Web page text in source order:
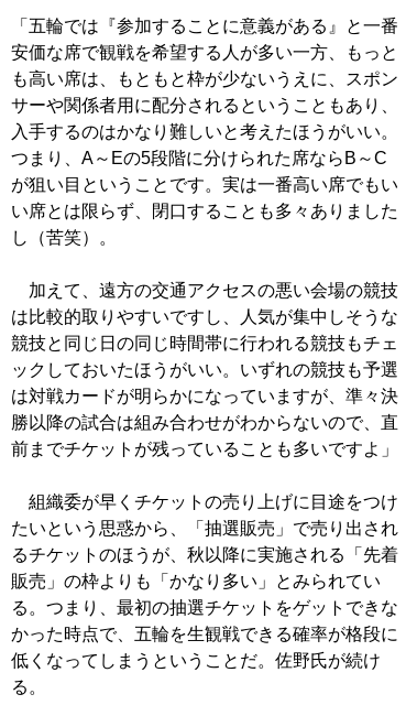
「五輪では『参加することに意義がある』と一番
安価な席で観戦を希望する人が多い一方、もっと
も高い席は、もともと枠が少ないうえに、スポン
サーや関係者用に配分されるということもあり、
入手するのはかなり難しいと考えたほうがいい。
つまり、A～Eの5段階に分けられた席ならB～C
が狙い目ということです。実は一番高い席でもい
い席とは限らず、閉口することも多々ありました
し（苦笑）。
加えて、遠方の交通アクセスの悪い会場の競技
は比較的取りやすいですし、人気が集中しそうな
競技と同じ日の同じ時間帯に行われる競技もチェ
ックしておいたほうがいい。いずれの競技も予選
は対戦カードが明らかになっていますが、準々決
勝以降の試合は組み合わせがわからないので、直
前までチケットが残っていることも多いですよ」
組織委が早くチケットの売り上げに目途をつけ
たいという思惑から、「抽選販売」で売り出され
るチケットのほうが、秋以降に実施される「先着
販売」の枠よりも「かなり多い」とみられてい
る。つまり、最初の抽選チケットをゲットできな
かった時点で、五輪を生観戦できる確率が格段に
低くなってしまうということだ。佐野氏が続け
る。